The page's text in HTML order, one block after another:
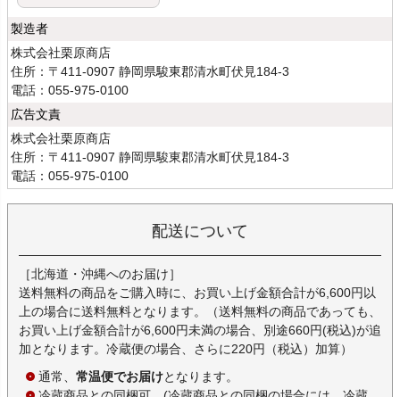
製造者
株式会社栗原商店
住所：〒411-0907 静岡県駿東郡清水町伏見184-3
電話：055-975-0100
広告文責
株式会社栗原商店
住所：〒411-0907 静岡県駿東郡清水町伏見184-3
電話：055-975-0100
配送について
［北海道・沖縄へのお届け］
送料無料の商品をご購入時に、お買い上げ金額合計が6,600円以
上の場合に送料無料となります。（送料無料の商品であっても、
お買い上げ金額合計が6,600円未満の場合、別途660円(税込)が追
加となります。冷蔵便の場合、さらに220円（税込）加算）
通常、 常温便でお届けとなります。